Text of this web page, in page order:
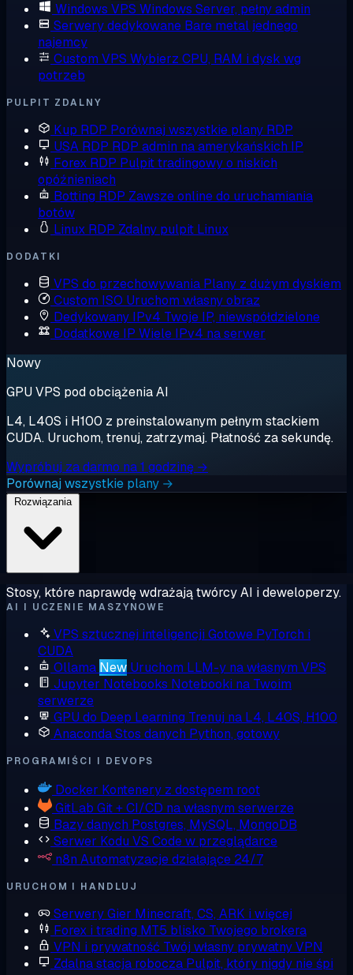
Windows VPS Windows Server, pełny admin
Serwery dedykowane Bare metal jednego
najemcy
Custom VPS Wybierz CPU, RAM i dysk wg
potrzeb
PULPIT ZDALNY
Kup RDP Porównaj wszystkie plany RDP
USA RDP RDP admin na amerykańskich IP
Forex RDP Pulpit tradingowy o niskich
opóźnieniach
Botting RDP Zawsze online do uruchamiania
botów
Linux RDP Zdalny pulpit Linux
DODATKI
VPS do przechowywania Plany z dużym dyskiem
Custom ISO Uruchom własny obraz
Dedykowany IPv4 Twoje IP, niewspółdzielone
Dodatkowe IP Wiele IPv4 na serwer
Nowy
GPU VPS pod obciążenia AI
L4, L40S i H100 z preinstalowanym pełnym stackiem
CUDA. Uruchom, trenuj, zatrzymaj. Płatność za sekundę.
Wypróbuj za darmo na 1 godzinę →
Porównaj wszystkie plany →
Rozwiązania
Stosy, które naprawdę wdrażają twórcy AI i deweloperzy.
AI I UCZENIE MASZYNOWE
VPS sztucznej inteligencji Gotowe PyTorch i
CUDA
Ollama New Uruchom LLM-y na własnym VPS
Jupyter Notebooks Notebooki na Twoim
serwerze
GPU do Deep Learning Trenuj na L4, L40S, H100
AnacondaStos danych Python, gotowy
PROGRAMIŚCI I DEVOPS
Docker Kontenery z dostępem root
GitLab Git + CI/CD na własnym serwerze
Bazy danych Postgres, MySQL, MongoDB
Serwer Kodu VS Code w przeglądarce
n8n Automatyzacje działające 24/7
URUCHOM I HANDLUJ
Serwery Gier Minecraft, CS, ARK i więcej
Forex i trading MT5 blisko Twojego brokera
VPN i prywatność Twój własny prywatny VPN
Zdalna stacja robocza Pulpit, który nigdy nie śpi